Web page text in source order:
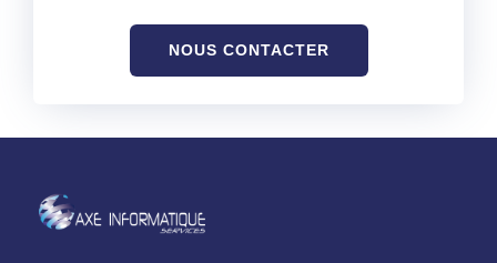
NOUS CONTACTER